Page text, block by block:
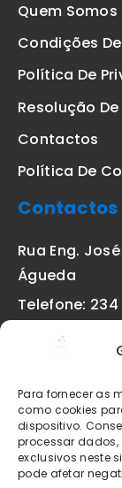
Para fornecer as
como cookies
dispositivo.
processar
exclusivos neste
pode afetar
Quem Somos
Condições
Política De
Resolução
Contactos
Política De
Contactos
Rua Eng.
Águeda
Telefone: 234
Os preços
os artigos
disponibilidade